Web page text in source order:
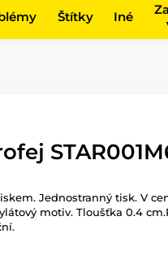
Štítky Iné
Jednostranný tisk. V
motiv. Tloušťka 0.4